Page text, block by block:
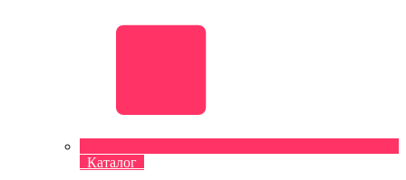
Каталог